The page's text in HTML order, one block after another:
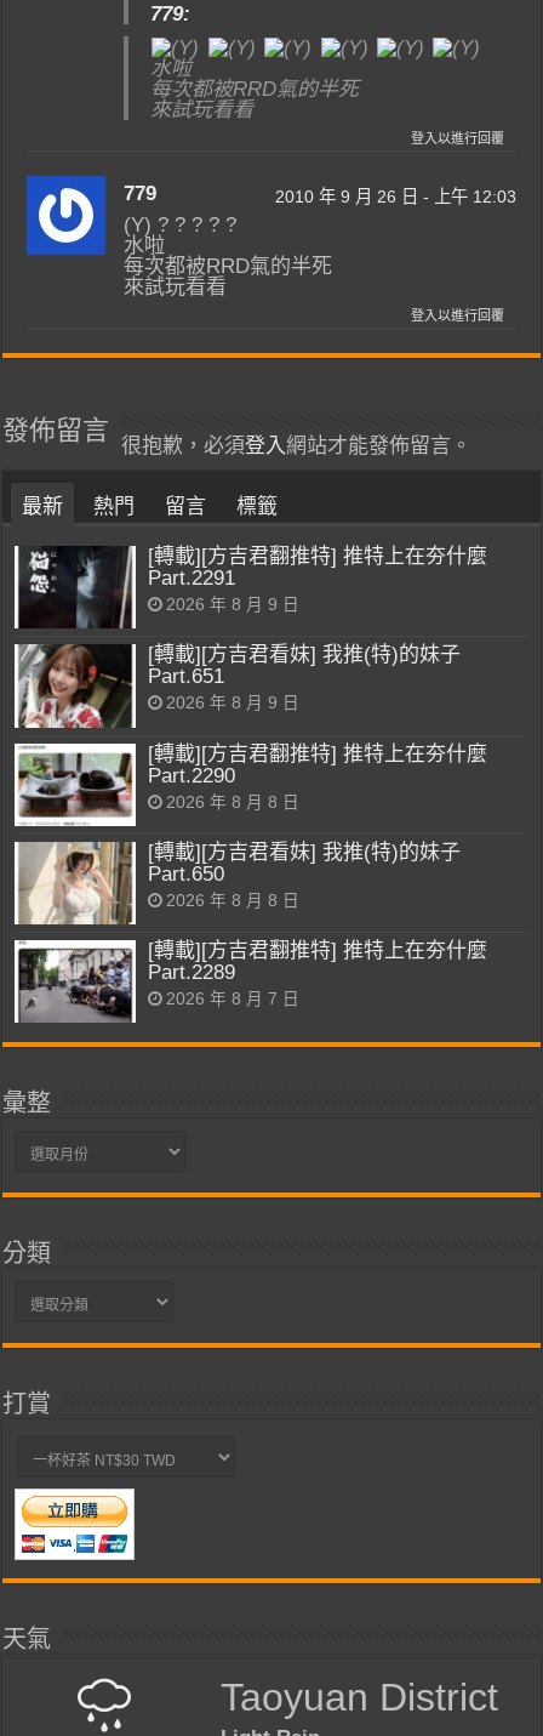
779:
水啦
每次都被RRD氣的半死
來試玩看看
登入以進行回覆
779 2010 年 9 月 26 日 - 上午 12:03
(Y) ? ? ? ? ?
水啦
每次都被RRD氣的半死
來試玩看看
登入以進行回覆
發佈留言
很抱歉，必須登入網站才能發佈留言。
最新 熱門 留言 標籤
[轉載][方吉君翻推特] 推特上在夯什麼
Part.2291
2026 年 8 月 9 日
[轉載][方吉君看妹] 我推(特)的妹子
Part.651
2026 年 8 月 9 日
[轉載][方吉君翻推特] 推特上在夯什麼
Part.2290
2026 年 8 月 8 日
[轉載][方吉君看妹] 我推(特)的妹子
Part.650
2026 年 8 月 8 日
[轉載][方吉君翻推特] 推特上在夯什麼
Part.2289
2026 年 8 月 7 日
彙整
彙
分類
分
打賞
天氣
Taoyuan District